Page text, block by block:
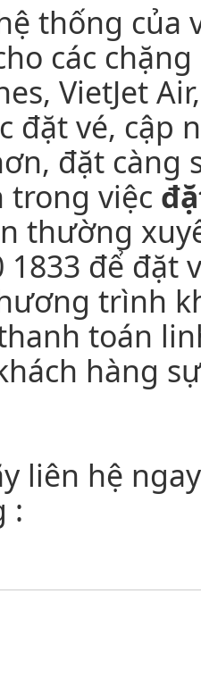
thống
các
VietJet
đặt vé, cập
đặt càng
việc
thường
để đặt
trình
toán
hàng
liên hệ
: